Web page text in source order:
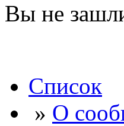
Вы не
Список
» О